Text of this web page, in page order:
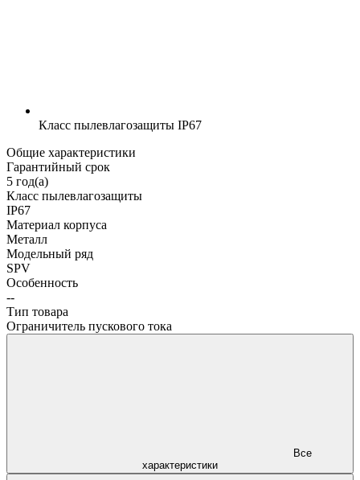
Класс пылевлагозащиты IP67
Общие характеристики
Гарантийный срок
5 год(а)
Класс пылевлагозащиты
IP67
Материал корпуса
Металл
Модельный ряд
SPV
Особенность
--
Тип товара
Ограничитель пускового тока
характеристики